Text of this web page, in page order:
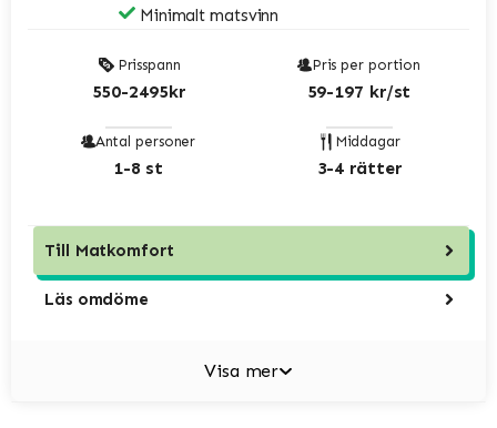
Minimalt matsvinn
Prisspann
550-2495kr
Pris per portion
59-197 kr/st
Antal personer
1-8 st
Middagar
3-4 rätter
Till Matkomfort
Läs omdöme
Visa mer